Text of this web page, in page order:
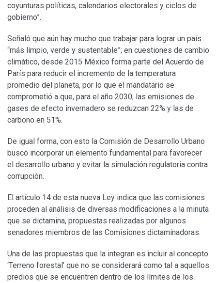
coyunturas políticas, calendarios electorales y ciclos de
gobierno”.
Señaló que aún hay mucho que trabajar para lograr un país
“más limpio, verde y sustentable”; en cuestiones de cambio
climático, desde 2015 México forma parte del Acuerdo de
París para reducir el incremento de la temperatura
promedio del planeta, por lo que el mandatario se
comprometió a que, para el año 2030, las emisiones de
gases de efecto invernadero se reduzcan 22% y las de
carbono en 51%.
De igual forma, con esto la Comisión de Desarrollo Urbano
buscó incorporar un elemento fundamental para favorecer
el desarrollo urbano y evitar la simulación regulatoria contra
corrupción.
El artículo 14 de esta nueva Ley indica que las comisiones
proceden al análisis de diversas modificaciones a la minuta
que se dictamina, propuestas realizadas por algunos
senadores miembros de las Comisiones dictaminadoras.
Una de las propuestas que la integran es incluir al concepto
‘Terreno forestal’ que no se considerará como tal a aquellos
predios que se encuentren dentro de los límites de los